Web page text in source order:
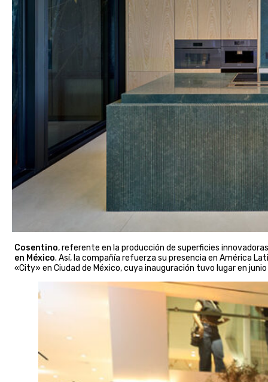
Cosentino, referente en la producción de superficies
en México. Así, la compañía refuerza su presencia en América
«City» en Ciudad de México, cuya inauguración tuvo lugar en